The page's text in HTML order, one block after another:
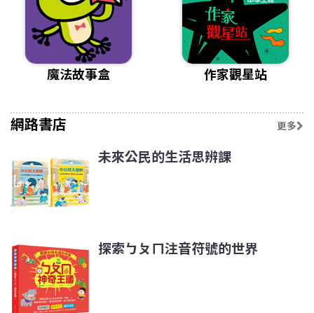
魔法故事盒 作家觀星站
網路書店 更多
未來公民的生活思辨課
探索ㄅㄆㄇ注音符號的世界